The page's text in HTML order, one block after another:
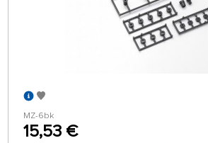
MZ-6bk
15,53 €